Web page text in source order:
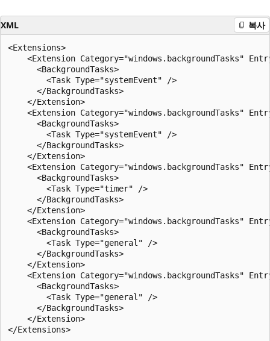
XML 복사
<Extensions>
<Extension Category="windows.backgroundTasks"
      <BackgroundTasks>
        <Task Type="systemEvent" />
      </BackgroundTasks>
    </Extension>
<Extension Category="windows.backgroundTasks"
      <BackgroundTasks>
        <Task Type="systemEvent" />
      </BackgroundTasks>
    </Extension>
<Extension Category="windows.backgroundTasks"
      <BackgroundTasks>
        <Task Type="timer" />
      </BackgroundTasks>
    </Extension>
<Extension Category="windows.backgroundTasks"
      <BackgroundTasks>
        <Task Type="general" />
      </BackgroundTasks>
    </Extension>
<Extension Category="windows.backgroundTasks"
      <BackgroundTasks>
        <Task Type="general" />
      </BackgroundTasks>
    </Extension>